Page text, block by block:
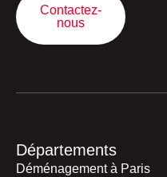
Contactez-
nous
Départements
Déménagement à Paris